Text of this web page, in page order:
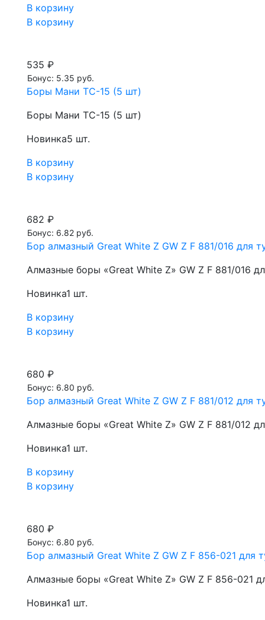
В корзину
В корзину
535 ₽
Бонус: 5.35 руб.
Боры Мани TC-15 (5 шт)
Боры Мани TC-15 (5 шт)
Новинка5 шт.
В корзину
В корзину
682 ₽
Бонус: 6.82 руб.
Бор алмазный Great White Z GW Z F 881/016 для
Алмазные боры «Great White Z» GW Z F 881/016
Новинка1 шт.
В корзину
В корзину
680 ₽
Бонус: 6.80 руб.
Бор алмазный Great White Z GW Z F 881/012 для
Алмазные боры «Great White Z» GW Z F 881/012
Новинка1 шт.
В корзину
В корзину
680 ₽
Бонус: 6.80 руб.
Бор алмазный Great White Z GW Z F 856-021 для
Алмазные боры «Great White Z» GW Z F 856-021
Новинка1 шт.